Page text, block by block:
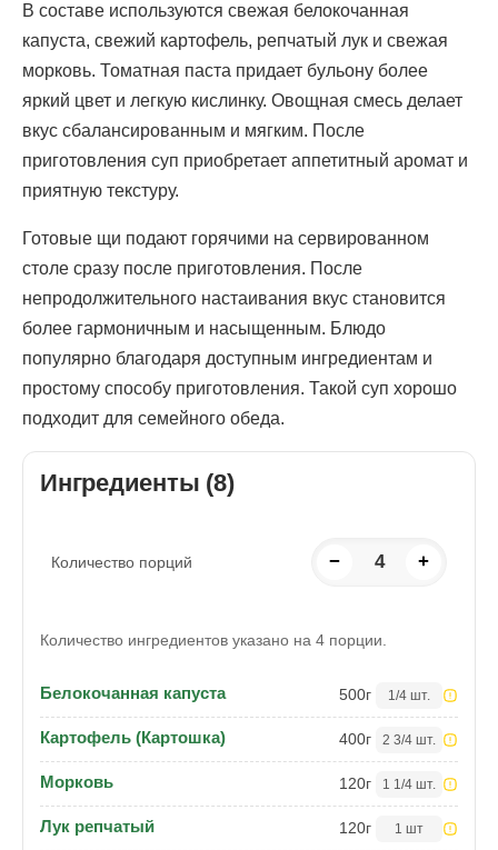
В составе используются свежая белокочанная
капуста, свежий картофель, репчатый лук и свежая
морковь. Томатная паста придает бульону более
яркий цвет и легкую кислинку. Овощная смесь делает
вкус сбалансированным и мягким. После
приготовления суп приобретает аппетитный аромат и
приятную текстуру.
Готовые щи подают горячими на сервированном
столе сразу после приготовления. После
непродолжительного настаивания вкус становится
более гармоничным и насыщенным. Блюдо
популярно благодаря доступным ингредиентам и
простому способу приготовления. Такой суп хорошо
подходит для семейного обеда.
Ингредиенты (8)
Количество порций − 4 +
Количество ингредиентов указано на 4 порции.
Белокочанная капуста 500г 1/4 шт.
Картофель (Картошка) 400г 2 3/4 шт.
Морковь 120г 1 1/4 шт.
Лук репчатый 120г 1 шт